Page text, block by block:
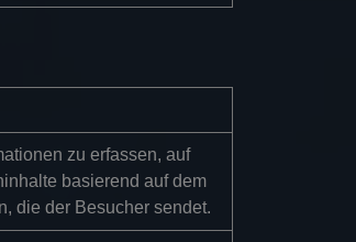
zu erfassen, auf
basierend auf dem
die der Besucher sendet.